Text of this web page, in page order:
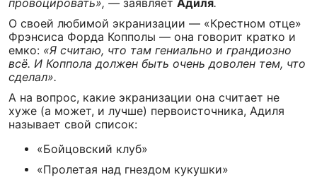
провоцировать», — заявляет Адиля.
О своей любимой экранизации — «Крестном отце»
Фрэнсиса Форда Копполы — она говорит кратко и
емко: «Я считаю, что там гениально и грандиозно
всё. И Коппола должен быть очень доволен тем, что
сделал».
А на вопрос, какие экранизации она считает не
хуже (а может, и лучше) первоисточника, Адиля
называет свой список:
«Бойцовский клуб»
«Пролетая над гнездом кукушки»